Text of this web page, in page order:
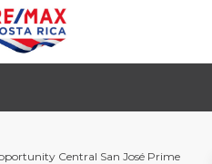
Central San José Prime